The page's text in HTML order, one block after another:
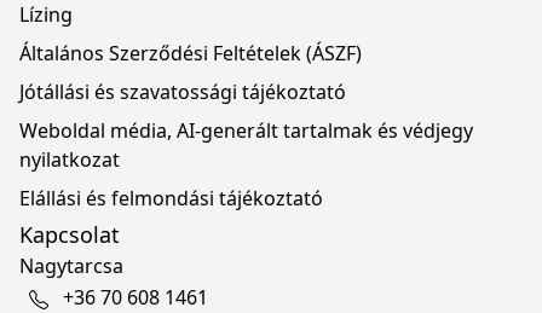
Lízing
Általános Szerződési Feltételek (ÁSZF)
Jótállási és szavatossági tájékoztató
Weboldal média, AI-generált tartalmak és védjegy
nyilatkozat
Elállási és felmondási tájékoztató
Kapcsolat
Nagytarcsa
+36 70 608 1461